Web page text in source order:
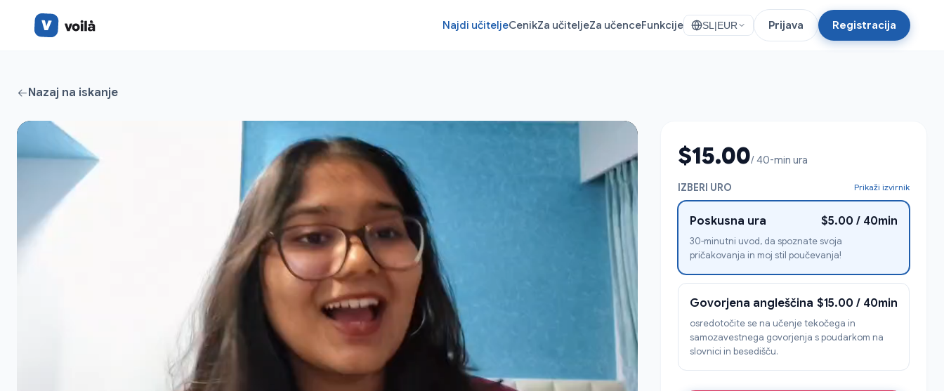
Najdi učiteljeCenikZa učiteljeZa učenceFunkcije SL |EUR Prijava Registracija
Nazaj na iskanje
$15.00/ 40-min ura
IZBERI URO Prikaži izvirnik
Poskusna ura $5.00 / 40min
30-minutni uvod, da spoznate svoja
pričakovanja in moj stil poučevanja!
Govorjena angleščina $15.00 / 40min
osredotočite se na učenje tekočega in
samozavestnega govorjenja s poudarkom na
slovnici in besedišču.